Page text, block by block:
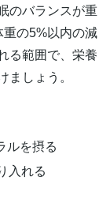
のバランスが重
の5%以内の減
る範囲で、栄養
ましょう。
ルを摂る
入れる